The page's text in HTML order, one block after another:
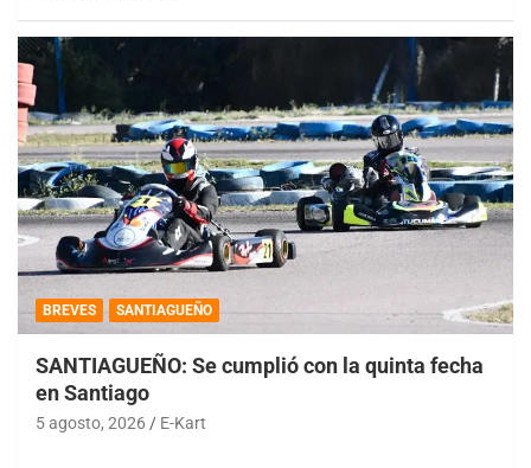
BREVES SANTIAGUEÑO
SANTIAGUEÑO: Se cumplió con la quinta fecha
en Santiago
5 agosto, 2026 E-Kart